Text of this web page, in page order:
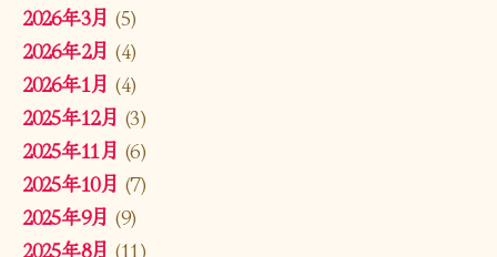
2026年3月 (5)
2026年2月 (4)
2026年1月 (4)
2025年12月 (3)
2025年11月 (6)
2025年10月 (7)
2025年9月 (9)
2025年8月 (11)